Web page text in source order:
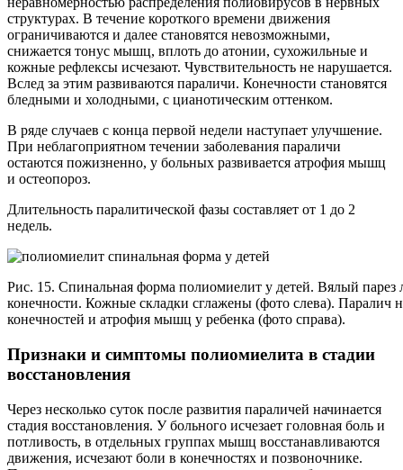
структурах. В течение короткого времени движения
ограничиваются и далее становятся невозможными,
снижается тонус мышц, вплоть до атонии, сухожильные и
кожные рефлексы исчезают. Чувствительность не нарушается.
Вслед за этим развиваются параличи. Конечности становятся
бледными и холодными, с цианотическим оттенком.
В ряде случаев с конца первой недели наступает улучшение.
При неблагоприятном течении заболевания параличи
остаются пожизненно, у больных развивается атрофия мышц
и остеопороз.
Длительность паралитической фазы составляет от 1 до 2
недель.
Рис. 15. Спинальная форма полиомиелит у детей. Вялый парез
конечности. Кожные складки сглажены (фото слева). Паралич
конечностей и атрофия мышц у ребенка (фото справа).
Признаки и симптомы полиомиелита в стадии
восстановления
Через несколько суток после развития параличей начинается
стадия восстановления. У больного исчезает головная боль и
потливость, в отдельных группах мышц восстанавливаются
движения, исчезают боли в конечностях и позвоночнике.